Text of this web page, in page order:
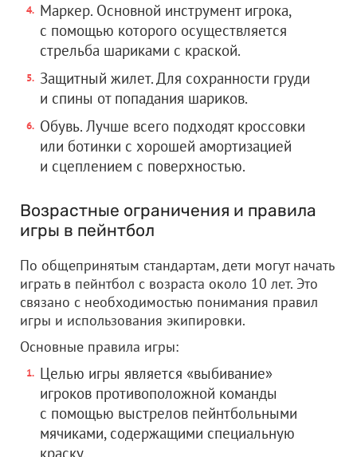
Маркер. Основной инструмент игрока,
с помощью которого осуществляется
стрельба шариками с краской.
Защитный жилет. Для сохранности груди
и спины от попадания шариков.
Обувь. Лучше всего подходят кроссовки
или ботинки с хорошей амортизацией
и сцеплением с поверхностью.
Возрастные ограничения и правила
игры в пейнтбол
По общепринятым стандартам, дети могут начать
играть в пейнтбол с возраста около 10 лет. Это
связано с необходимостью понимания правил
игры и использования экипировки.
Основные правила игры:
Целью игры является «выбивание»
игроков противоположной команды
с помощью выстрелов пейнтбольными
мячиками, содержащими специальную
краску.